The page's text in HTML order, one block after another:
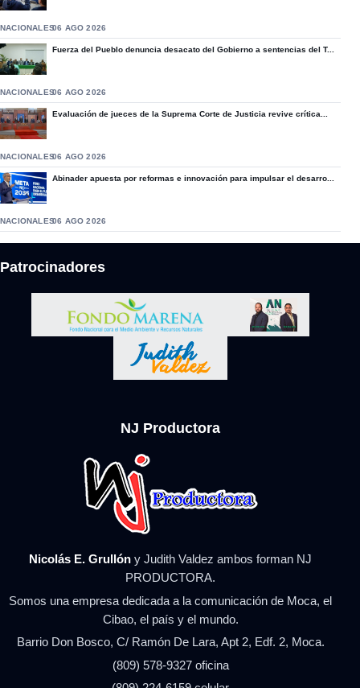
NACIONALES06 AGO 2026
Fuerza del Pueblo denuncia desacato del Gobierno a sentencias del T...
NACIONALES06 AGO 2026
Evaluación de jueces de la Suprema Corte de Justicia revive crítica...
NACIONALES06 AGO 2026
Abinader apuesta por reformas e innovación para impulsar el desarro...
NACIONALES06 AGO 2026
Patrocinadores
NJ Productora
Nicolás E. Grullón y Judith Valdez ambos forman NJ
PRODUCTORA.
Somos una empresa dedicada a la comunicación de Moca, el
Cibao, el país y el mundo.
Barrio Don Bosco, C/ Ramón De Lara, Apt 2, Edf. 2, Moca.
(809) 578-9327 oficina